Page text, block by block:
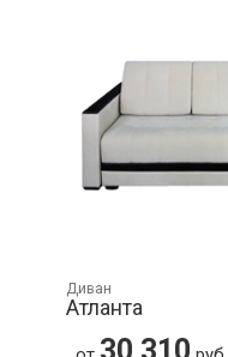
Диван
Атланта